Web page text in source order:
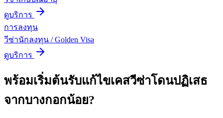
ดูบริการ
การลงทุน
วีซ่านักลงทุน / Golden Visa
ดูบริการ
พร้อมเริ่มต้นรับแก้ไขเคสวีซ่าโดนปฏิเสธ
จากบางกอกน้อย?